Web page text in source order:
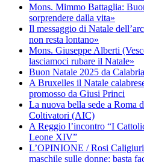
Mons. Mimmo Battaglia:
sorprendere dalla vita»
Il messaggio di Natale
non resta lontano»
Mons. Giuseppe Alberti
lasciamoci rubare il Natale»
Buon Natale 2025 da
A Bruxelles il Natale
promosso da Giusi Princi
La nuova bella sede a Roma
Coltivatori (AIC)
A Reggio l’incontro “I
Leone XIV”
L’OPINIONE / Rosi
maschile sulle donne: basta